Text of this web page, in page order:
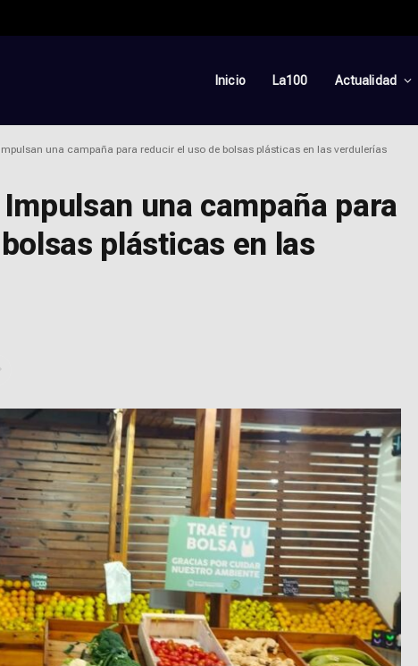
Inicio La100 Actualidad
una campaña para reducir el uso de bolsas plásticas en las verdulerías
Impulsan una campaña para
plásticas en las